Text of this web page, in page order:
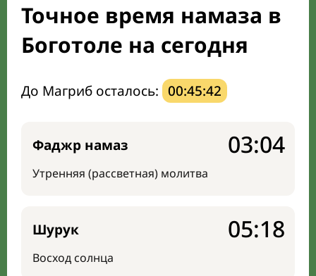
Направление киблы
Точное время намаза в
Боготоле на сегодня
До Магриб осталось: 00:45:41
Фаджр намаз
Утренняя (рассветная) молитва
03:04
Шурук
Восход солнца
05:18